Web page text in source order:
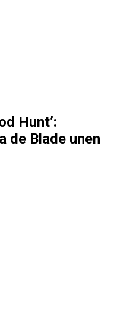
Hunt’:
de Blade unen